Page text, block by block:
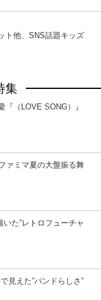
ト他、SNS話題キッズ
集
『（LOVE SONG）』
ァミマ夏の大盤振る舞
た”レトロフューチャ
見えた”バンドらしさ”